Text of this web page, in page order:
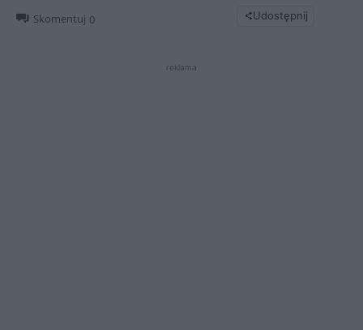
Skomentuj 0 Udostępnij
reklama